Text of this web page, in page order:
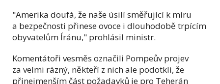
"Amerika doufá, že naše úsilí směřující k míru
a bezpečnosti přinese ovoce i dlouhodobě trpícím
obyvatelům Íránu," prohlásil ministr.
Komentátoři vesměs označili Pompeův projev
za velmi rázný, někteří z nich ale podotkli, že
přinejmenším část požadavků je pro Teherán